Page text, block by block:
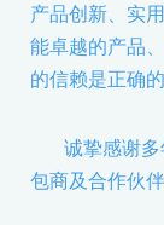
产品创新、实
能卓越的产品
的信赖是正确
诚挚感谢
包商及合作伙伴